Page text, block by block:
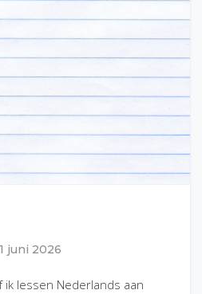
juni 2026
ik lessen Nederlands aan